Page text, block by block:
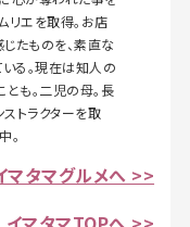
リエを取得。お店
たものを、素直な
る。現在は知人の
も。二児の母。長
トラクターを取
。
マタマグルメへ >>